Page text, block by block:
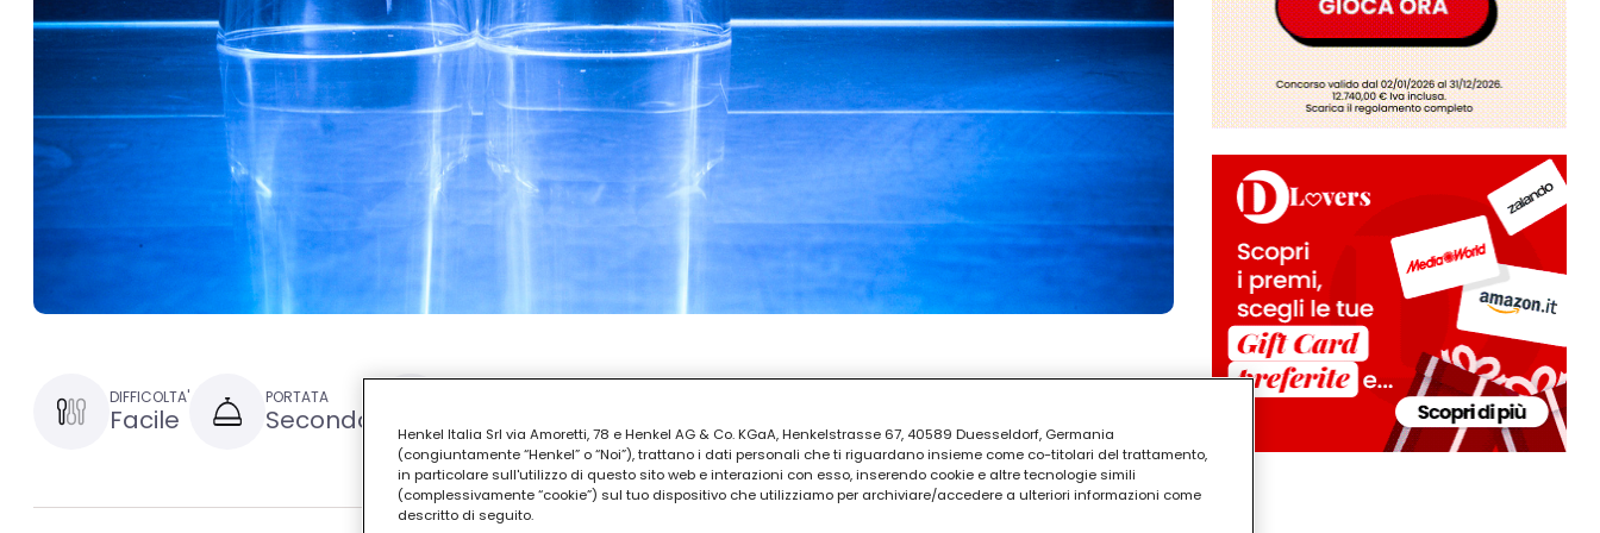
DIFFICOLTA'
Facile
PORTATA
Secondo
Henkel Italia Srl via Amoretti, 78 e Henkel AG & Co. KGaA, Henkelstrasse 67, 40589 Duesseldorf, Germania
(congiuntamente “Henkel” o “Noi”), trattano i dati personali che ti riguardano insieme come co-titolari del trattamento,
in particolare sull'utilizzo di questo sito web e interazioni con esso, inserendo cookie e altre tecnologie simili
(complessivamente “cookie”) sul tuo dispositivo che utilizziamo per archiviare/accedere a ulteriori informazioni come
descritto di seguito.